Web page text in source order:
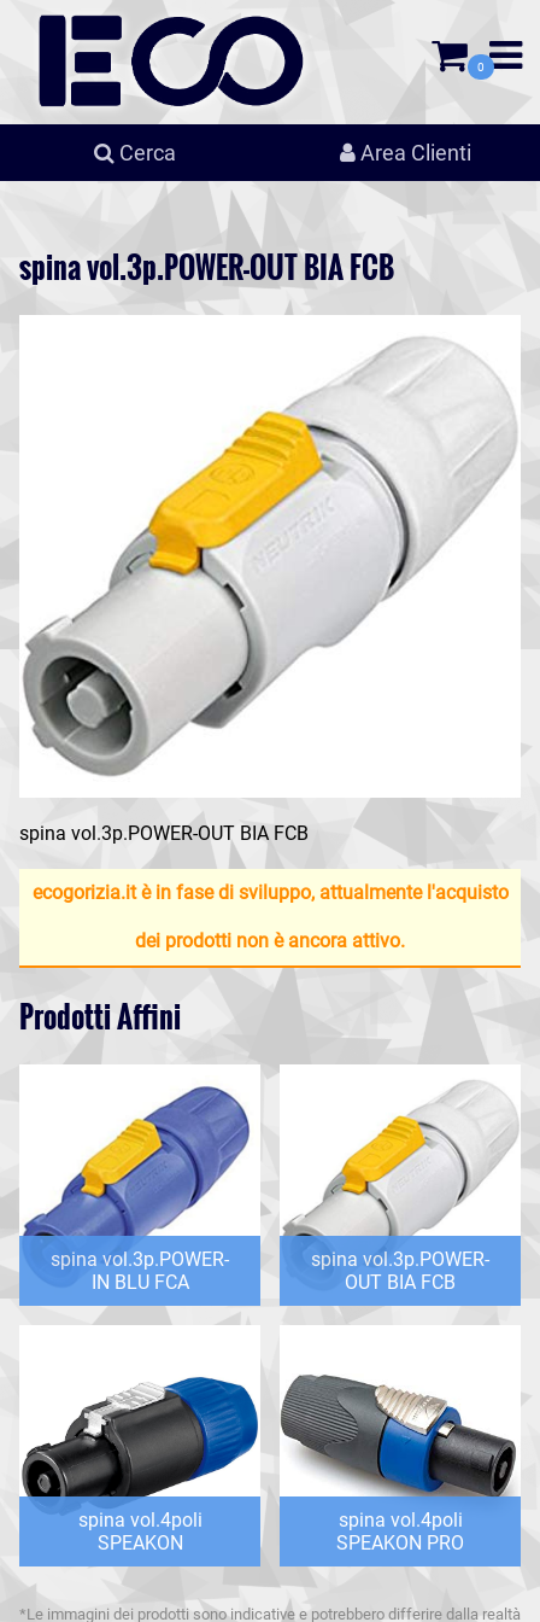
0
Cerca Area Clienti
spina vol.3p.POWER-OUT BIA FCB
spina vol.3p.POWER-OUT BIA FCB
ecogorizia.it è in fase di sviluppo, attualmente l'acquisto
dei prodotti non è ancora attivo.
Prodotti Affini
spina vol.3p.POWER-
IN BLU FCA
spina vol.3p.POWER-
OUT BIA FCB
spina vol.4poli
SPEAKON
spina vol.4poli
SPEAKON PRO
*Le immagini dei prodotti sono indicative e potrebbero differire dalla realtà